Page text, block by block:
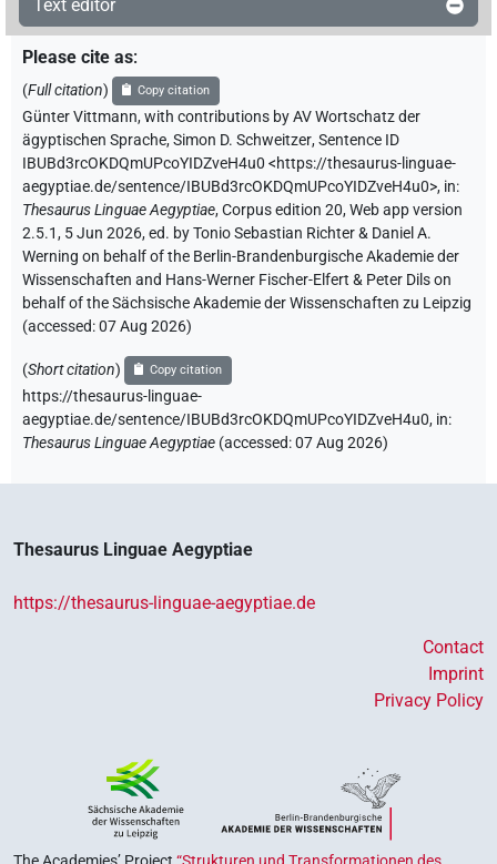
Text editor
Please cite as:
(Full citation) Copy citation
Günter Vittmann,with contributions byAV Wortschatz der
ägyptischen Sprache,Simon D. Schweitzer,Sentence ID
IBUBd3rcOKDQmUPcoYIDZveH4u0 <https://thesaurus-linguae-
aegyptiae.de/sentence/IBUBd3rcOKDQmUPcoYIDZveH4u0>, in:
Thesaurus Linguae Aegyptiae,Corpus edition 20, Web app version
2.5.1, 5 Jun 2026, ed. by Tonio Sebastian Richter & Daniel A.
Werning on behalf of the Berlin-Brandenburgische Akademie der
Wissenschaften and Hans-Werner Fischer-Elfert & Peter Dils on
behalf of the Sächsische Akademie der Wissenschaften zu Leipzig
(accessed:07 Aug 2026)
(Short citation) Copy citation
https://thesaurus-linguae-
aegyptiae.de/sentence/IBUBd3rcOKDQmUPcoYIDZveH4u0, in:
Thesaurus Linguae Aegyptiae (accessed:07 Aug 2026)
Thesaurus Linguae Aegyptiae
https://thesaurus-linguae-aegyptiae.de
Contact
Imprint
Privacy Policy